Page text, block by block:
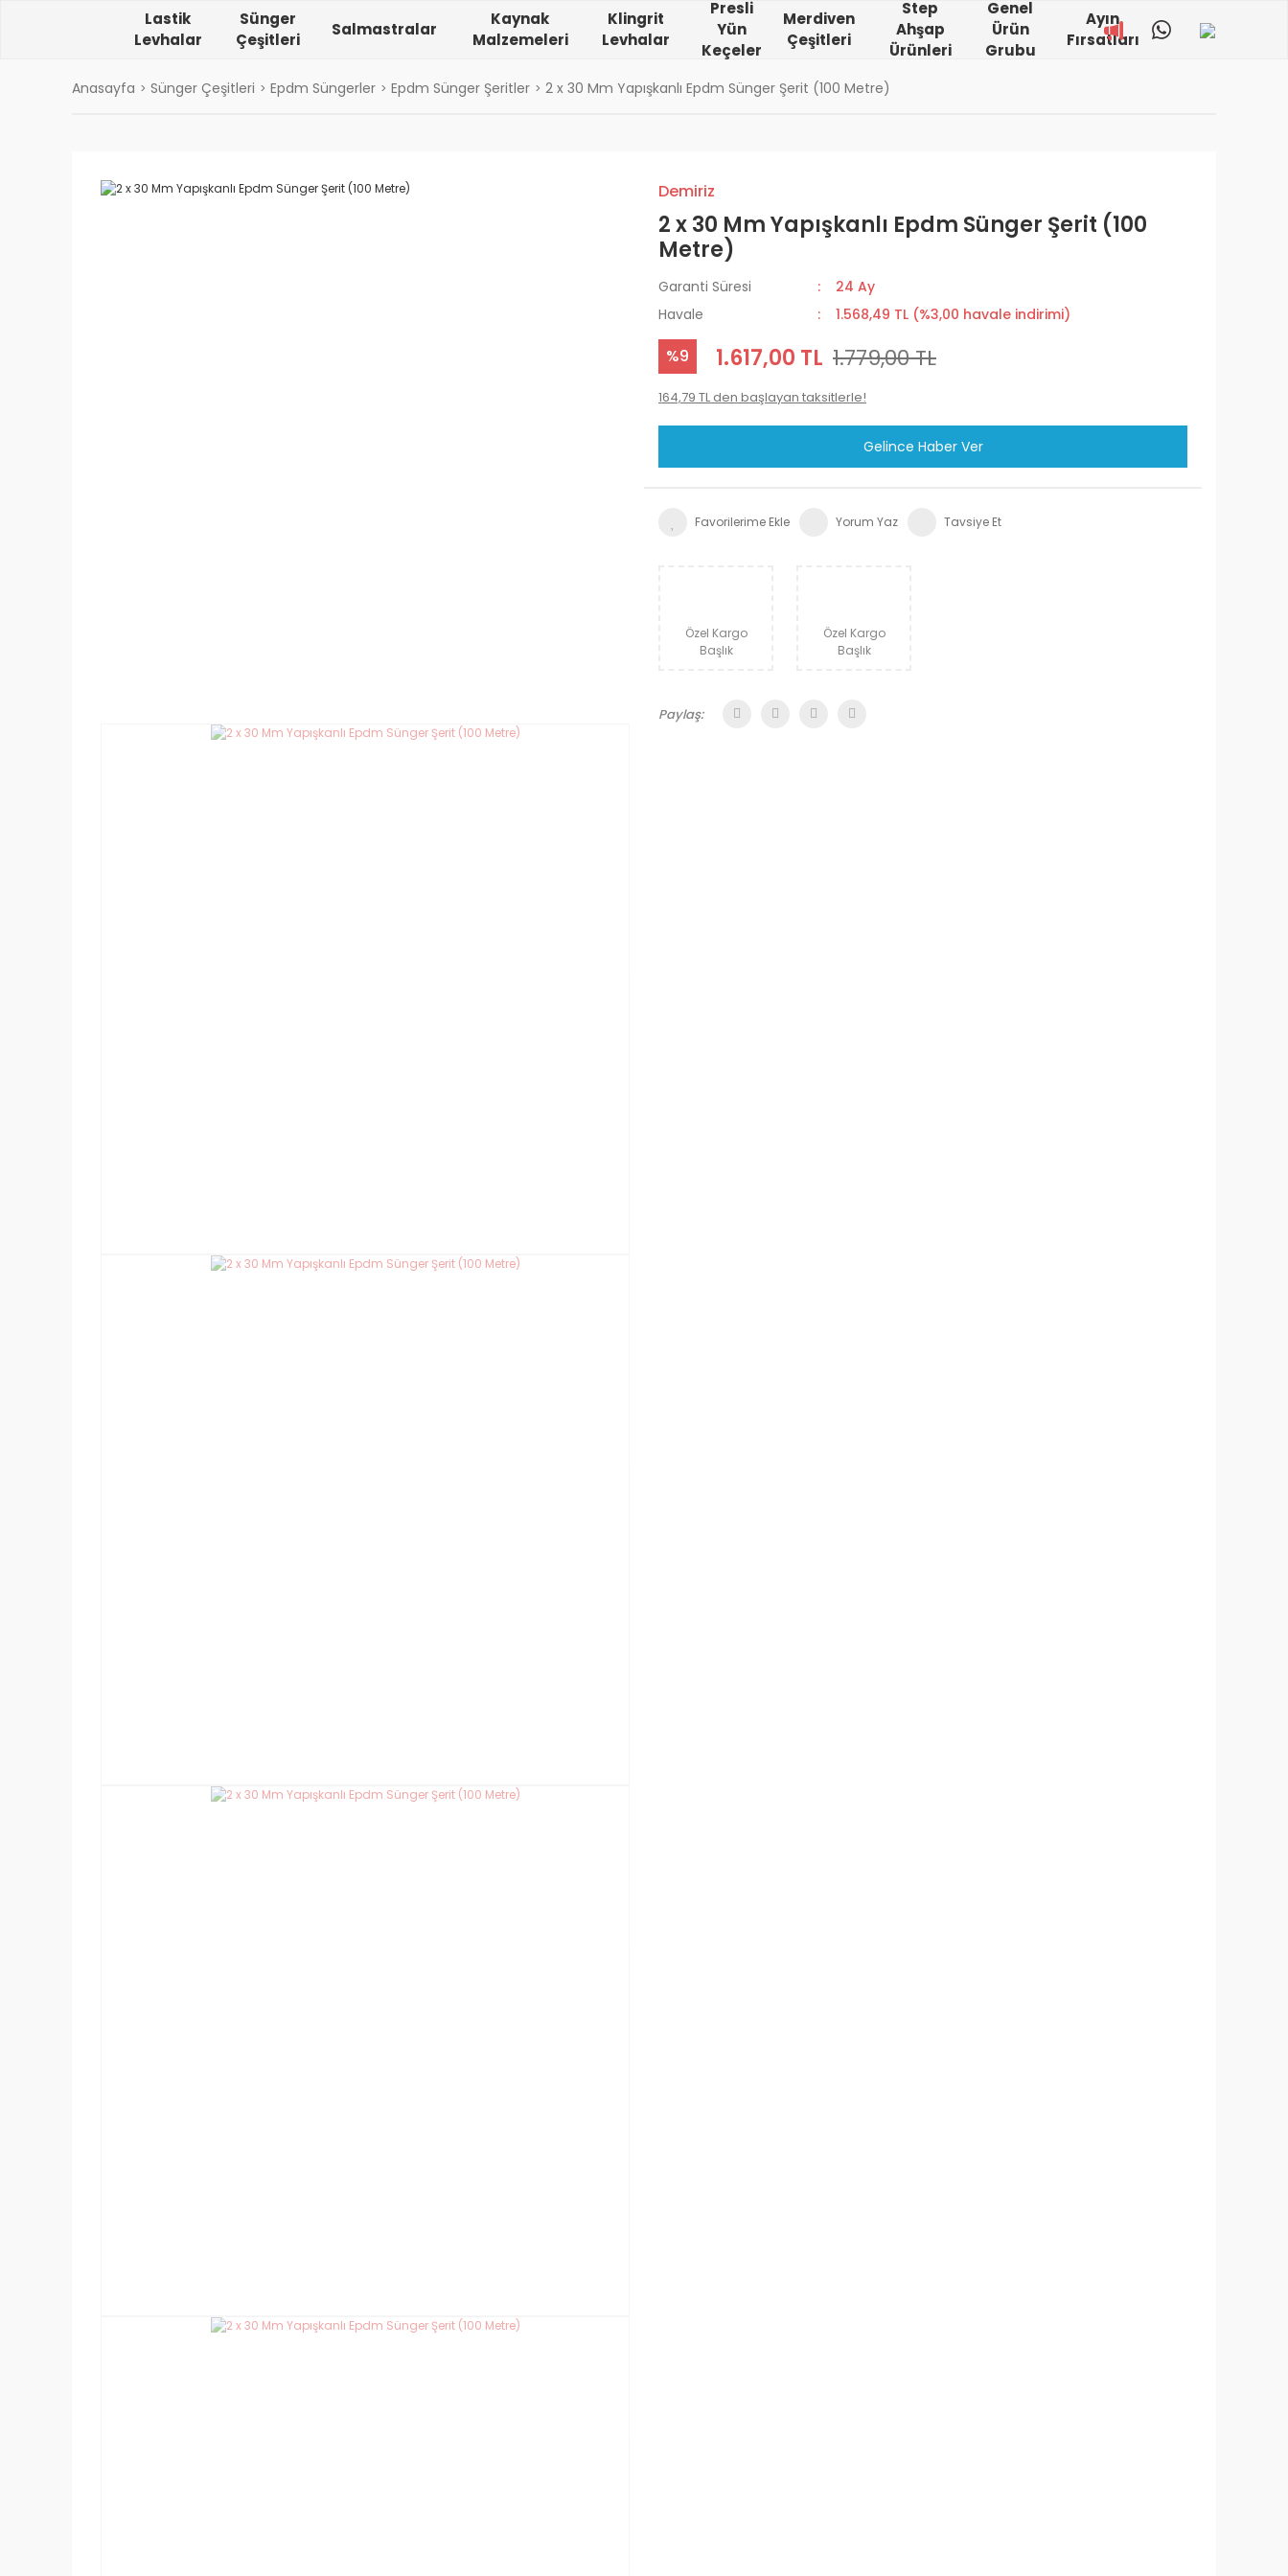
Lastik
Levhalar
Sünger
Çeşitleri
Salmastralar
Kaynak
Malzemeleri
Klingrit
Levhalar
Presli
Yün
Keçeler
Merdiven
Çeşitleri
Step
Ahşap
Ürünleri
Genel
Ürün
Grubu
Ayın
Fırsatları
Anasayfa Sünger Çeşitleri Epdm Süngerler Epdm Sünger Şeritler 2 x 30 Mm Yapışkanlı Epdm Sünger Şerit (100 Metre)
Demiriz
2 x 30 Mm Yapışkanlı Epdm Sünger Şerit (100
Metre)
Garanti Süresi
24 Ay
Havale
1.568,49 TL (%3,00 havale indirimi)
%9 1.617,00 TL 1.779,00 TL
164,79 TL den başlayan taksitlerle!
Gelince Haber Ver
Yorum Yaz Tavsiye Et
Özel Kargo
Başlık
Özel Kargo
Başlık
Paylaş: